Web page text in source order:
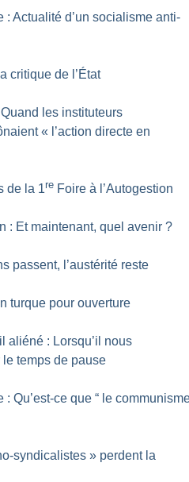
: Actualité d’un socialisme anti-
critique de l’État
les instituteurs
« l’action directe en
de la 1re Foire à l’Autogestion
: Et maintenant, quel avenir ?
passent, l’austérité reste
turque pour ouverture
aliéné : Lorsqu’il nous
le temps de pause
Qu’est-ce que “ le
syndicalistes » perdent la